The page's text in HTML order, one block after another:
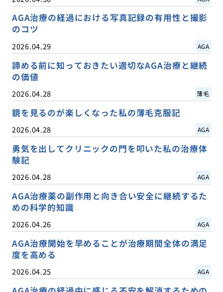
AGA治療の経過における写真記録の有用性と撮影
のコツ
2026.04.29 AGA
諦める前に知っておきたい適切なAGA治療と継続
の価値
2026.04.28 薄毛
鏡を見るのが楽しくなった私の薄毛克服記
2026.04.28 AGA
勇気を出してクリニックの門を叩いた私の治療体
験記
2026.04.28 AGA
AGA治療薬の副作用と向き合い安全に継続するた
めの科学的知識
2026.04.26 AGA
AGA治療開始を早めることが治療期間全体の満足
度を高める
2026.04.25 AGA